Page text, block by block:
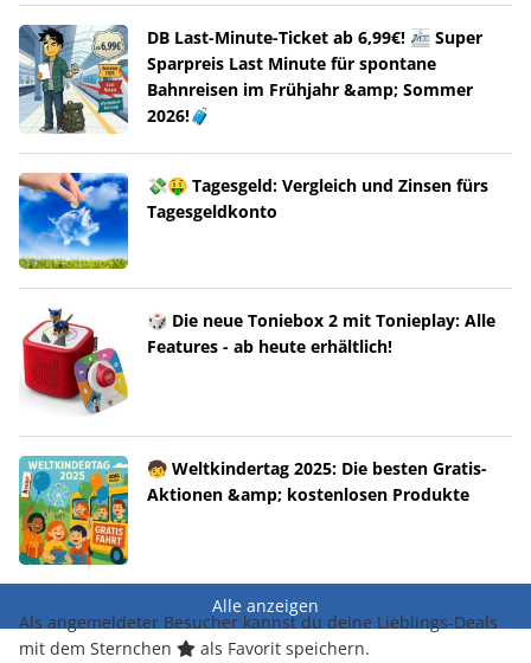
DB Last-Minute-Ticket ab 6,99€! 🚈 Super
Sparpreis Last Minute für spontane
Bahnreisen im Frühjahr &amp; Sommer
2026!🧳
💸🤑 Tagesgeld: Vergleich und Zinsen fürs
Tagesgeldkonto
🎲 Die neue Toniebox 2 mit Tonieplay: Alle
Features - ab heute erhältlich!
🧒 Weltkindertag 2025: Die besten Gratis-
Aktionen &amp; kostenlosen Produkte
Alle anzeigen
Als angemeldeter Besucher kannst du deine Lieblings-Deals
mit dem Sternchen
als Favorit speichern.